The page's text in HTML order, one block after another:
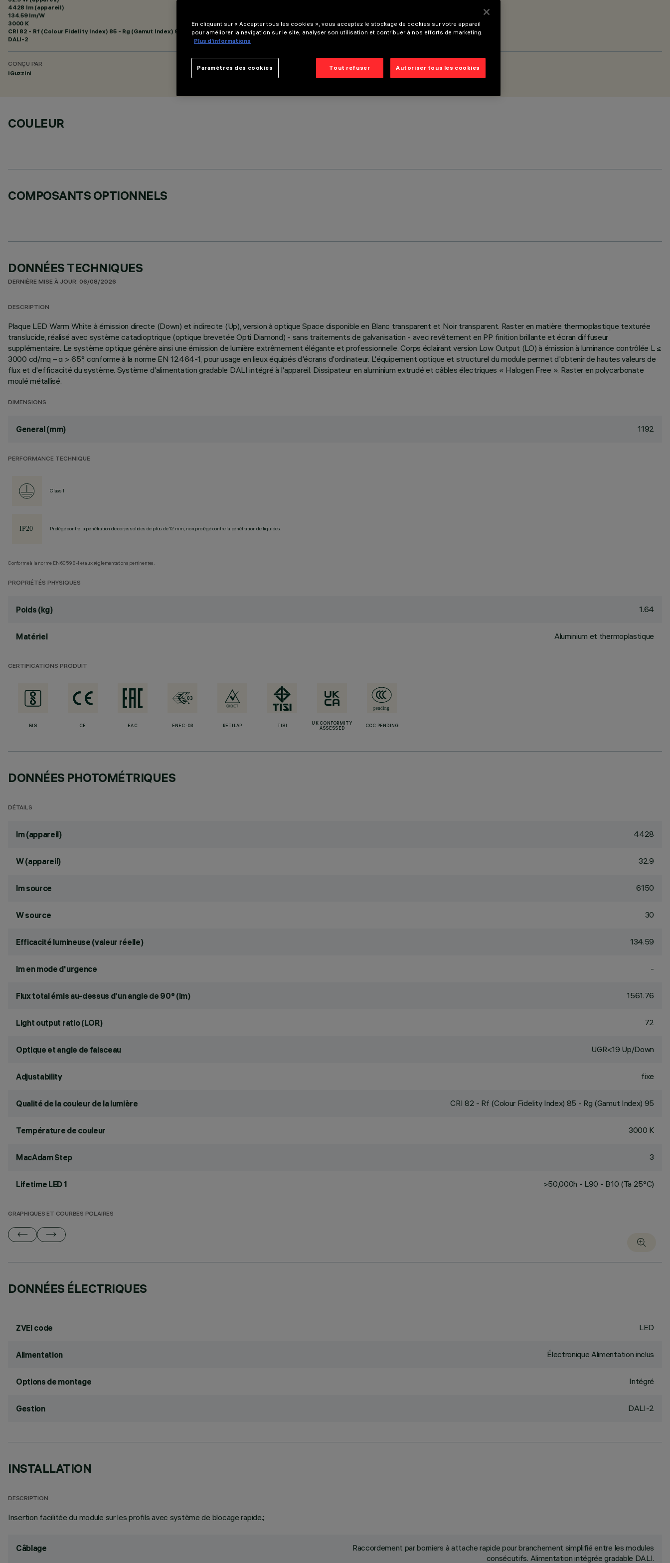
4428 lm (appareil)
134.59 lm/W
3000 K
CRI 82 - Rf (Colour Fidelity Index) 85 - Rg (Gamut Index) 95
DALI-2
CONÇU PAR
iGuzzini
COULEUR
COMPOSANTS OPTIONNELS
DONNÉES TECHNIQUES
DERNIÈRE MISE À JOUR: 06/08/2026
DESCRIPTION
Plaque LED Warm White à émission directe (Down) et indirecte (Up), version à optique Space disponible en Blanc transparent et Noir transparent. Raster en matière thermoplastique texturée
translucide, réalisé avec système catadioptrique (optique brevetée Opti Diamond) - sans traitements de galvanisation - avec revêtement en PP finition brillante et écran diffuseur
supplémentaire. Le système optique génère ainsi une émission de lumière extrêmement élégante et professionnelle. Corps éclairant version Low Output (LO) à émission à luminance contrôlée L ≤
3000 cd/mq – α > 65°, conforme à la norme EN 12464-1, pour usage en lieux équipés d'écrans d'ordinateur. L'équipement optique et structurel du module permet d'obtenir de hautes valeurs de
flux et d'efficacité du système. Système d'alimentation gradable DALI intégré à l'appareil. Dissipateur en aluminium extrudé et câbles électriques « Halogen Free ». Raster en polycarbonate
moulé métallisé.
DIMENSIONS
General (mm) 1192
PERFORMANCE TECHNIQUE
Class I
Protégé contre la pénétration de corps solides de plus de 12 mm, non protégé contre la pénétration de liquides.
Conforme à la norme EN60598-1 et aux réglementations pertinentes.
PROPRIÉTÉS PHYSIQUES
Poids (kg) 1.64
Matériel Aluminium et thermoplastique
CERTIFICATIONS PRODUIT
BIS CE EAC ENEC-03 RETILAP TISI
UK CONFORMITY
ASSESSED
CCC PENDING
DONNÉES PHOTOMÉTRIQUES
DÉTAILS
lm (appareil) 4428
W (appareil) 32.9
lm source 6150
W source 30
Efficacité lumineuse (valeur réelle) 134.59
lm en mode d'urgence -
Flux total émis au-dessus d'un angle de 90° (lm) 1561.76
Light output ratio (LOR) 72
Optique et angle de faisceau UGR<19 Up/Down
Adjustability fixe
Qualité de la couleur de la lumière CRI 82 - Rf (Colour Fidelity Index) 85 - Rg (Gamut Index) 95
Température de couleur 3000 K
MacAdam Step 3
Lifetime LED 1 >50,000h - L90 - B10 (Ta 25°C)
GRAPHIQUES ET COURBES POLAIRES
DONNÉES ÉLECTRIQUES
ZVEI code LED
Alimentation Électronique Alimentation inclus
Options de montage Intégré
Gestion DALI-2
INSTALLATION
DESCRIPTION
Insertion facilitée du module sur les profils avec système de blocage rapide.;
Câblage
Raccordement par borniers à attache rapide pour branchement simplifié entre les modules
consécutifs. Alimentation intégrée gradable DALI.
En cliquant sur « Accepter tous les cookies », vous acceptez le stockage de cookies sur votre appareil
pour améliorer la navigation sur le site, analyser son utilisation et contribuer à nos efforts de marketing.
Plus d’informations
Tout refuser Autoriser tous les cookies
Paramètres des cookies